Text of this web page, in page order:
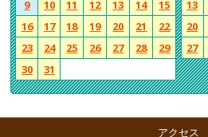
9
10 11 12 13 14
15
16
17 18 19 20 21
22
23
24 25 26 27 28
29
30
31
13
20
27
アクセス